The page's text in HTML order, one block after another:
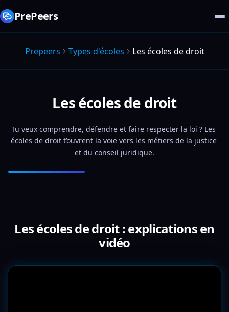
PrePeers
Prepeers Types d'écoles Les écoles de droit
Les écoles de droit
Tu veux comprendre, défendre et faire respecter la loi ? Les
écoles de droit t’ouvrent la voie vers les métiers de la justice
et du conseil juridique.
Les écoles de droit : explications en
vidéo